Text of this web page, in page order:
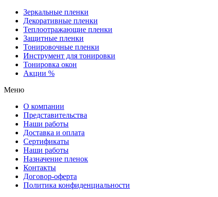
Зеркальные пленки
Декоративные пленки
Теплоотражающие пленки
Защитные пленки
Тонировочные пленки
Инструмент для тонировки
Тонировка окон
Акции %
Меню
О компании
Представительства
Наши работы
Доставка и оплата
Сертификаты
Наши работы
Назначение пленок
Контакты
Договор-оферта
Политика конфиденциальности